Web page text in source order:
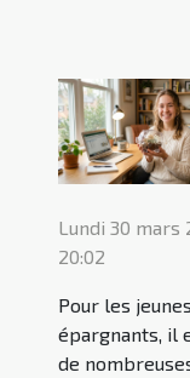
Lundi 30 mars
20:02
Pour les jeunes
épargnants, il
de